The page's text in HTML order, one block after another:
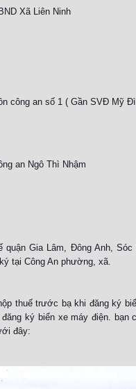
Xã Liên Ninh
công an số 1 ( Gần SVĐ Mỹ
an Ngô Thì Nhậm
quận Gia Lâm, Đông Anh,
tại Công An phường, xã.
thuế trước bạ khi đăng ký
ký biển xe máy điện. bạn
đây: